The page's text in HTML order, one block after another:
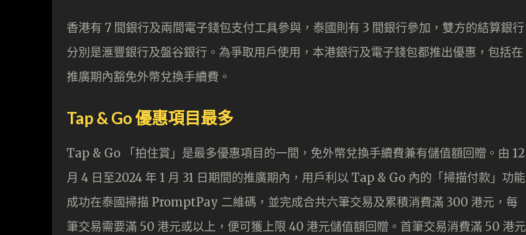
香港有 7 間銀行及兩間電子錢包支付工具參與，泰國則有 3 間銀行參加，雙方的結算銀行
分別是滙豐銀行及盤谷銀行。為爭取用戶使用，本港銀行及電子錢包都推出優惠，包括在
推廣期內豁免外幣兌換手續費。
Tap & Go 優惠項目最多
Tap & Go 「拍住賞」是最多優惠項目的一間，免外幣兌換手續費兼有儲值額回贈。由 12
月 4 日至2024 年 1 月 31 日期間的推廣期內，用戶利以 Tap & Go 內的「掃描付款」功能
成功在泰國掃描 PromptPay 二維碼，並完成合共六筆交易及累積消費滿 300 港元，每
筆交易需要滿 50 港元或以上，便可獲上限 40 港元儲值額回贈。首筆交易消費滿 50 港元